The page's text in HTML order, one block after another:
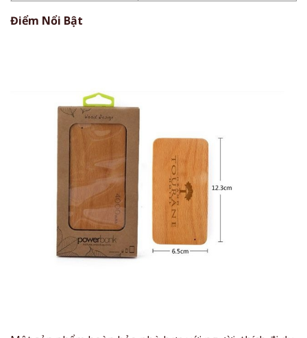
Điểm Nổi Bật